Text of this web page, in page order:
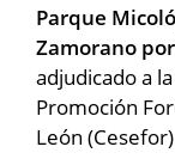
Parque
Zamorano
adjudicado a
Promoción
León